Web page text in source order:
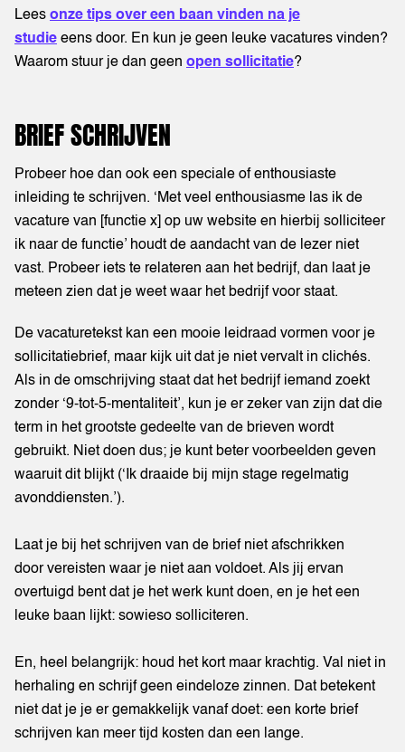
Lees onze tips over een baan vinden na je
studie eens door. En kun je geen leuke vacatures vinden?
Waarom stuur je dan geen open sollicitatie?
BRIEF SCHRIJVEN
Probeer hoe dan ook een speciale of enthousiaste
inleiding te schrijven. ‘Met veel enthousiasme las ik de
vacature van [functie x] op uw website en hierbij solliciteer
ik naar de functie’ houdt de aandacht van de lezer niet
vast. Probeer iets te relateren aan het bedrijf, dan laat je
meteen zien dat je weet waar het bedrijf voor staat.
De vacaturetekst kan een mooie leidraad vormen voor je
sollicitatiebrief, maar kijk uit dat je niet vervalt in clichés.
Als in de omschrijving staat dat het bedrijf iemand zoekt
zonder ‘9-tot-5-mentaliteit’, kun je er zeker van zijn dat die
term in het grootste gedeelte van de brieven wordt
gebruikt. Niet doen dus; je kunt beter voorbeelden geven
waaruit dit blijkt (‘Ik draaide bij mijn stage regelmatig
avonddiensten.’).
Laat je bij het schrijven van de brief niet afschrikken
door vereisten waar je niet aan voldoet. Als jij ervan
overtuigd bent dat je het werk kunt doen, en je het een
leuke baan lijkt: sowieso solliciteren.
En, heel belangrijk: houd het kort maar krachtig. Val niet in
herhaling en schrijf geen eindeloze zinnen. Dat betekent
niet dat je je er gemakkelijk vanaf doet: een korte brief
schrijven kan meer tijd kosten dan een lange.